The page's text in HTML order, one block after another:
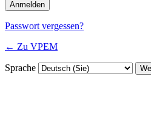
Passwort vergessen?
← Zu VPEM
Sprache